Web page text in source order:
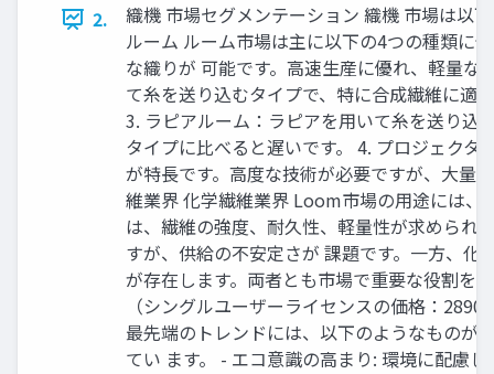
2.
織機 市場セグメンテーション 織機 市場は以
ルーム ルーム市場は主に以下の4つの種類に
な織りが 可能です。高速生産に優れ、軽量
て糸を送り込むタイプで、特に合成繊維に適
3. ラピアルーム：ラピアを用いて糸を送り込
タイプに比べると遅いです。 4. プロジェク
が特長です。高度な技術が必要ですが、大量
維業界 化学繊維業界 Loom市場の用途には、
は、繊維の強度、耐久性、軽量性が求められ
すが、供給の不安定さが 課題です。一方、
が存在します。両者とも市場で重要な役割を
（シングルユーザーライセンスの価格：
最先端のトレンドには、以下のようなものが
てい ます。 - エコ意識の高まり: 環境に配慮